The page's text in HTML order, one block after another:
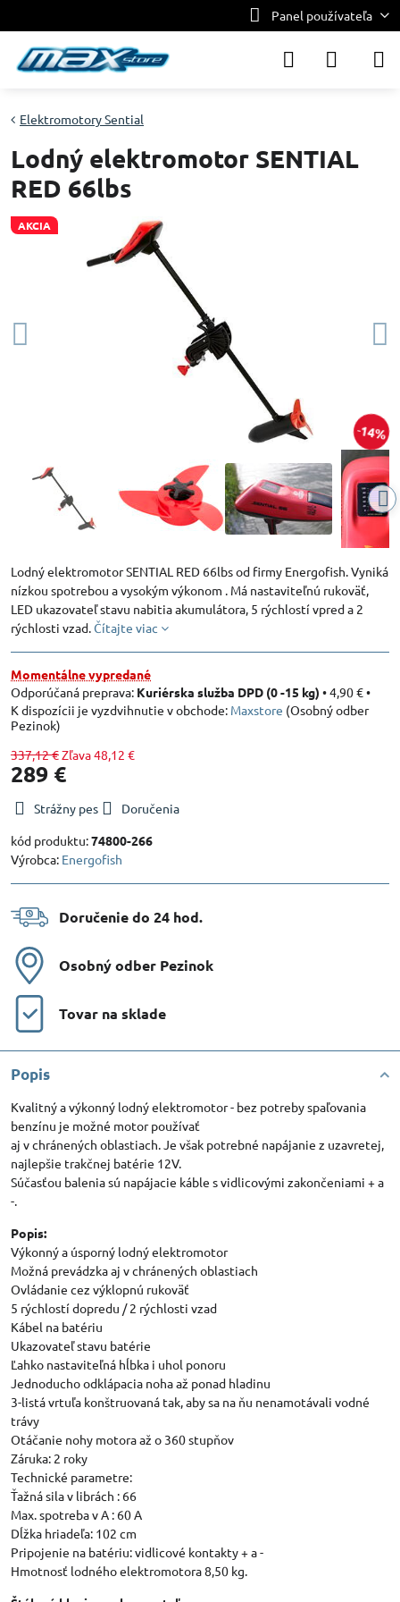
Panel používateľa
AKCIA
14%
Elektromotory Sential
Lodný elektromotor SENTIAL
RED 66lbs
Lodný elektromotor SENTIAL RED 66lbs od firmy Energofish. Vyniká
nízkou spotrebou a vysokým výkonom . Má nastaviteľnú rukoväť,
LED ukazovateľ stavu nabitia akumulátora, 5 rýchlostí vpred a 2
rýchlosti vzad.Čítajte viac
Momentálne vypredané
Kuriérska služba DPD (0 -15 kg) •4,90 €•
Maxstore (Osobný odber
Pezinok)
337,12 €Zľava48,12 €
289 €
Strážny pes
Doručenia
kód produktu:74800-266
Výrobca: Energofish
Doručenie do 24 hod​.
Osobný odber Pezinok
Tovar na sklade
Popis
Kvalitný a výkonný lodný elektromotor - bez potreby spaľovania
benzínu je možné motor používať
aj v chránených oblastiach. Je však potrebné napájanie z uzavretej,
najlepšie trakčnej batérie 12V.
Súčasťou balenia sú napájacie káble s vidlicovými zakončeniami + a
-.
Popis:
Výkonný a úsporný lodný elektromotor
Možná prevádzka aj v chránených oblastiach
Ovládanie cez výklopnú rukoväť
5 rýchlostí dopredu / 2 rýchlosti vzad
Kábel na batériu
Ukazovateľ stavu batérie
Ľahko nastaviteľná hĺbka i uhol ponoru
Jednoducho odklápacia noha až ponad hladinu
3-listá vrtuľa konštruovaná tak, aby sa na ňu nenamotávali vodné
trávy
Otáčanie nohy motora až o 360 stupňov
Záruka: 2 roky
Technické parametre:
Ťažná sila v librách : 66
Max. spotreba v A : 60 A
Dĺžka hriadeľa: 102 cm
Pripojenie na batériu: vidlicové kontakty + a -
Hmotnosť lodného elektromotora 8,50 kg.